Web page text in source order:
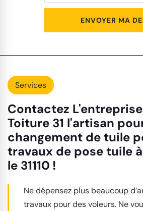
Services
Contactez
Toiture 31 l'artisan
changement de tuile
travaux de pose tuile
le 31110 !
Ne dépensez plus beaucoup
travaux pour des voleurs. Ne